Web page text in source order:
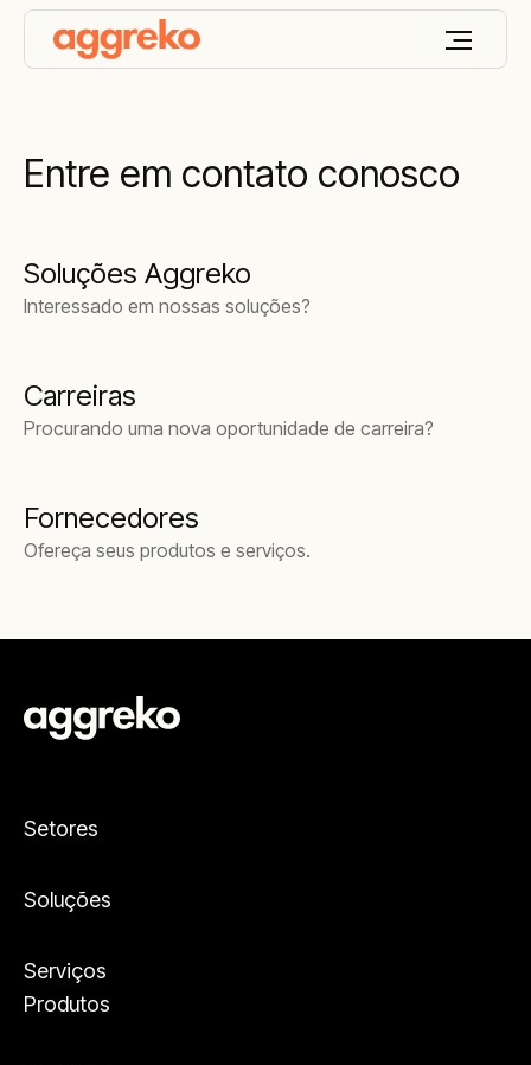
Entre em contato conosco
Soluções Aggreko
Interessado em nossas soluções?
Carreiras
Procurando uma nova oportunidade de carreira?
Fornecedores
Ofereça seus produtos e serviços.
Setores
Soluções
Serviços
Produtos